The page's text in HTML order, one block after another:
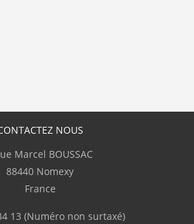
NOUS
Marcel BOUSSAC
88440 Nomexy
France
13 (Numéro non surtaxé)